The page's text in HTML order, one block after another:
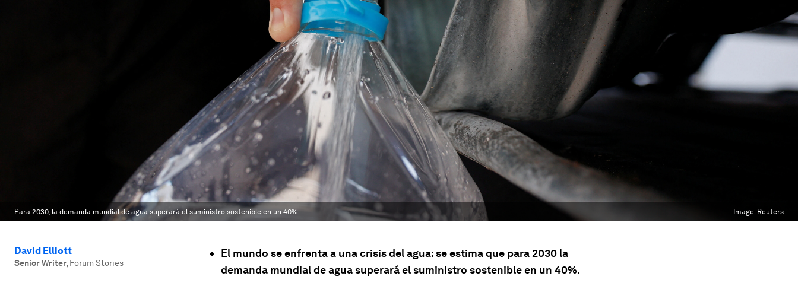
Para 2030, la demanda mundial de agua superará el suministro sostenible en un 40%. Image: Reuters
David Elliott
Senior Writer, Forum Stories
El mundo se enfrenta a una crisis del agua: se estima que para 2030 la
demanda mundial de agua superará el suministro sostenible en un 40%.